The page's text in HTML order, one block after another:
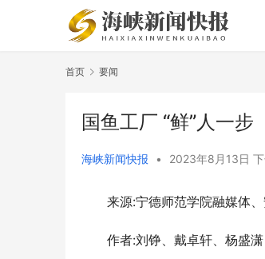
首页 要闻
国鱼工厂 “鲜”人一步
海峡新闻快报 • 2023年8月13日
来源:宁德师范学院融媒体
作者:刘铮、戴卓轩、杨盛潇